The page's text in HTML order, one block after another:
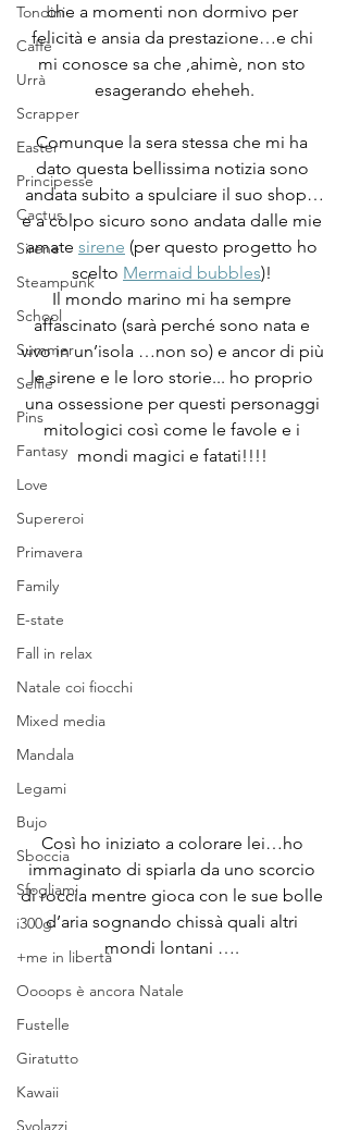
Tondini
Caffè
Urrà
Scrapper
Easter
Principesse
Cactus
Sirene
Steampunk
School
Summer
Selfie
Pins
Fantasy
Love
Supereroi
Primavera
Family
E-state
Fall in relax
Natale coi fiocchi
Mixed media
Mandala
Legami
Bujo
Sboccia
Sfogliami
i300g
+me in libertà
Oooops è ancora Natale
Fustelle
Giratutto
Kawaii
Svolazzi
che a momenti non dormivo per
felicità e ansia da prestazione…e chi
mi conosce sa che ,ahimè, non sto
esagerando eheheh.
Comunque la sera stessa che mi ha
dato questa bellissima notizia sono
andata subito a spulciare il suo shop…
e a colpo sicuro sono andata dalle mie
amate sirene (per questo progetto ho
scelto Mermaid bubbles)!
Il mondo marino mi ha sempre
affascinato (sarà perché sono nata e
vivo in un’isola …non so) e ancor di più
le sirene e le loro storie... ho proprio
una ossessione per questi personaggi
mitologici così come le favole e i
mondi magici e fatati!!!!
Così ho iniziato a colorare lei…ho
immaginato di spiarla da uno scorcio
di roccia mentre gioca con le sue bolle
d’aria sognando chissà quali altri
mondi lontani ….